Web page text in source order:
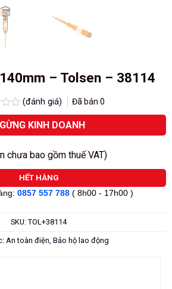
– Tolsen – 38114
(đánh giá) Đã bán0
KINH DOANH
chưa bao gồm thuế VAT)
HẾT HÀNG
0857 557 788 ( 8h00 - 17h00 )
SKU: TOL+38114
An toàn điện Bảo hộ lao động